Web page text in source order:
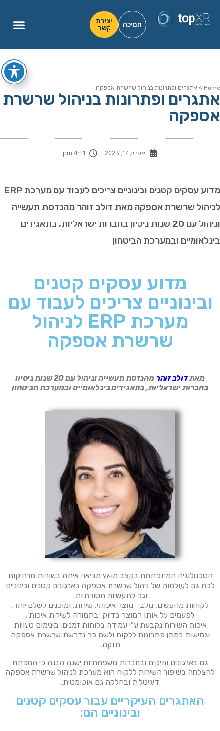
תמיכה
יצירת
קשר
»אתגרים ופתרונות בניהול שרשרת אספקה
ופתרונות בניהול שרשרת
אפריל 17, 2023 4:31 pm
מדוע עסקים קטנים ובינוניים צריכים לעבוד עם מערכת ERP
שרשרת אספקה מאת דולב זוהר מהנדסת תעשייה
וניהול עם 20 שנות ניסיון בחברות ישראליות, בתאגידים
ובמערכת הביטחון
מדוע עסקים קטנים
ובינוניים צריכים לעבוד עם
מערכת ERP לניהול
שרשרת אספקה
מאתדולב זוהר
מהנדסת תעשייה וניהול עם 20 שנות ניסיון
בחברות ישראליות, בתאגידים בינלאומיים ובמערכת הביטחון
הטכנולוגיה המתפתחת בקצב מואץ מביאה איתה בשורות מרחיקות
לכת גם לעולמות של ניהול שרשרת אספקה בארגונים קטנים ובינוניים
וגם לתעשיות מסורתיות.
לקוחות מחפשים, מלבד מוצר איכותי, שירות, ומוכנים לשלם יותר,
לפעמים על אותו המוצר בדיוק, בתמורה לשירות איכותי.
איכות השירות נקבעת ע"י עמידה בלוחות זמנים, מינימום טעויות
וגמישות במתן פתרונות ללקוח ולשם כך נדרשת שרשרת אספקה
חזקה.
גם בארגונים ותיקים ובחברות משפחתיות ישנה הבנה כי המפתח
להצלחה בשיפור השירות ללקוח הוא מערכת לניהול שרשרת אספקה
דיגיטלית ובחלקה גם אוטומטית.
האתגרים העיקריים עבור עסקים קטנים
ובינוניים הם: